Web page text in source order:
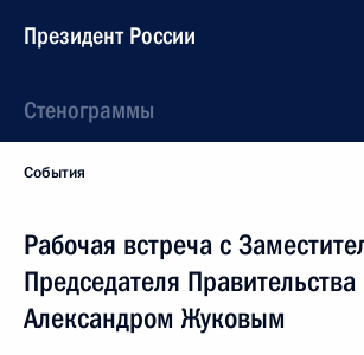
Президент России
Стенограммы
События
Рабочая встреча с
Председателя Правительства
Александром Жуковым